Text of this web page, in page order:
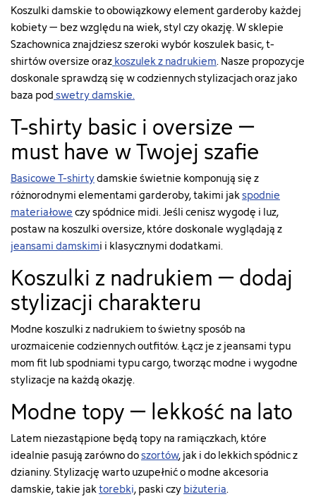
90902-
t-
shirt-
damski-
137lkw26pull-
wp432#/19-
kolor-
rozmiar-
s"
["type"]=>
"color"
["html_color_code"]=>
string(7)
"#FFFFFF"
}
90911-
t-
shirt-
damski-
137lkw26pull-
wp426#/19-
rozmiar-
s"
["type"]=>
string(5)
"color"
["html_color_code"]=>
string(7)
"#FFFFFF"
}
["name"]=>
string(6)
"biały"
["id_attribute"]=>
string(2)
"19"
["qty"]=>
["add_to_cart_url"]=>
string(122)
"https://szachownica.com.pl/koszyk?
["url"]=>
string(111)
"https://szachownica.com.pl/t-
shirty-/22785-
91175-
t-
damski-
137lkw26pull-
wp433#/19-
kolor-
bialy/28-
rozmiar-
s"
["type"]=>
string(5)
"color"
["html_color_code"]=>
string(7)
"#FFFFFF"
}
["name"]=>
string(6)
"biały"
["id_attribute"]=>
string(2)
"19"
["add_to_cart_url"]=>
string(122)
"https://szachownica.com.pl/
["url"]=>
string(133)
"https://szachownica.com.pl/t-
shirty-
z-
nadrukiem-
i-
ozdobami/22733-
t-
shirt-
damski-
137lkw26pull-
wp431#/19-
rozmiar-
s"
["type"]=>
string(5)
"color"
["html_color_code"]=>
string(7)
Koszulki damskie to obowiązkowy element garderoby każdej
kobiety – bez względu na wiek, styl czy okazję. W sklepie
Szachownica znajdziesz szeroki wybór koszulek basic, t-
shirtów oversize orazkoszulek z nadrukiem. Nasze propozycje
doskonale sprawdzą się w codziennych stylizacjach oraz jako
baza podswetry damskie.
T-shirty basic i oversize –
must have w Twojej szafie
Basicowe T-shirtydamskie świetnie komponują się z
różnorodnymi elementami garderoby, takimi jakspodnie
materiałoweczy spódnice midi. Jeśli cenisz wygodę i luz,
postaw na koszulki oversize, które doskonale wyglądają z
jeansami damskimi i klasycznymi dodatkami.
Koszulki z nadrukiem – dodaj
stylizacji charakteru
Modne koszulki z nadrukiem to świetny sposób na
urozmaicenie codziennych outfitów. Łącz je z jeansami typu
mom fit lub spodniami typu cargo, tworząc modne i wygodne
stylizacje na każdą okazję.
Modne topy – lekkość na lato
Latem niezastąpione będątopyna ramiączkach, które
idealnie pasują zarówno doszortów, jak i do lekkich spódnic z
dzianiny. Stylizację warto uzupełnić o modne akcesoria
damskie, takie jaktorebki, paski czybiżuteria.